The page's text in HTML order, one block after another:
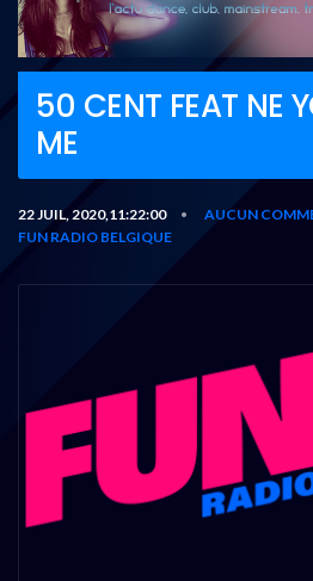
50 CENT FEAT NE
ME
22 JUIL, 2020,11:22:00 • AUCUN
FUN RADIO BELGIQUE